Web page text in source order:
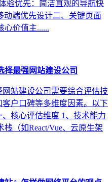
验优先‌：简洁直观的导航快
动端优先设计二、关键页面
心价值主......
择最强网站建设公司
站建设公司需要综合评估技
户口碑等多维度因素。以下
核心评估维度 1、技术能力
（如React/Vue、云原生架